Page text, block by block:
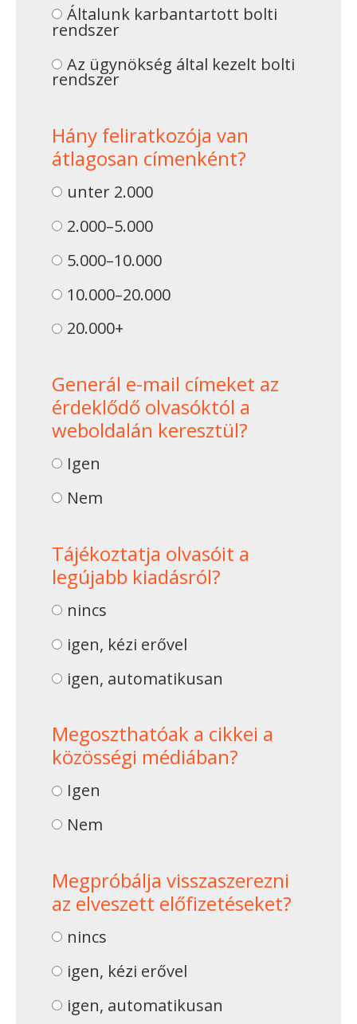
Általunk karbantartott bolti
rendszer
Az ügynökség által kezelt bolti
rendszer
Hány feliratkozója van
átlagosan címenként?
unter 2.000
2.000–5.000
5.000–10.000
10.000–20.000
20.000+
Generál e-mail címeket az
érdeklődő olvasóktól a
weboldalán keresztül?
Igen
Nem
Tájékoztatja olvasóit a
legújabb kiadásról?
nincs
igen, kézi erővel
igen, automatikusan
Megoszthatóak a cikkei a
közösségi médiában?
Igen
Nem
Megpróbálja visszaszerezni
az elveszett előfizetéseket?
nincs
igen, kézi erővel
igen, automatikusan